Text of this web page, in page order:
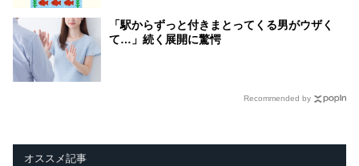
「駅からずっと付きまとってくる男がウザく
て…」続く展開に驚愕
Recommended by
オススメ記事